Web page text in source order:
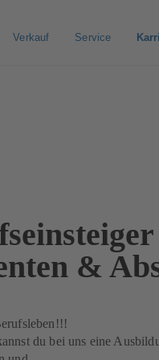
Verkauf Service
&
du bei uns eine